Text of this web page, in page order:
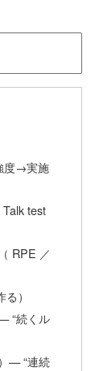
度→実施
test
RPE ／
）
“続くル
— “連続